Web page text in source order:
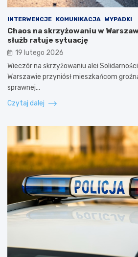
INTERWENCJE KOMUNIKACJA WYPADKI
Chaos na skrzyżowaniu w
służb ratuje sytuację
19 lutego 2026
Wieczór na skrzyżowaniu alei
Warszawie przyniósł mieszkańcom
sprawnej…
Czytaj dalej